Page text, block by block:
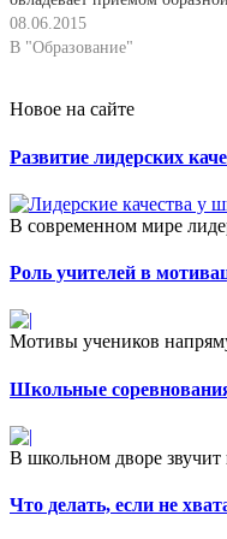
преобразующей деятельности
Сильные ученики в конце
08.06.2015
В "Образование"
Новое на сайте
Развитие лидерских
В современном мире
Роль учителей в
Мотивы учеников
Школьные
В школьном дворе звучит
Что делать, если не